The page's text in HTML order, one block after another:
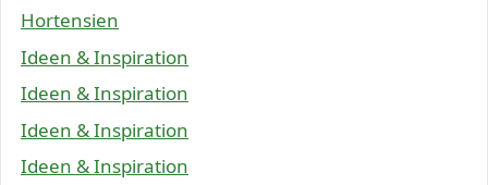
Hortensien
Ideen & Inspiration
Ideen & Inspiration
Ideen & Inspiration
Ideen & Inspiration